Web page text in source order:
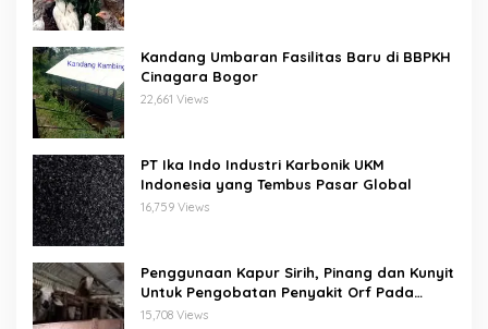
Kandang Umbaran Fasilitas Baru di BBPKH
Cinagara Bogor
22,661 Views
PT Ika Indo Industri Karbonik UKM
Indonesia yang Tembus Pasar Global
16,759 Views
Penggunaan Kapur Sirih, Pinang dan Kunyit
Untuk Pengobatan Penyakit Orf Pada
Domba/Kambing
15,708 Views